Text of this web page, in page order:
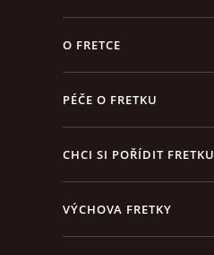
O FRETCE
PÉČE O FRETKU
CHCI SI POŘÍDIT FRETKU
VÝCHOVA FRETKY